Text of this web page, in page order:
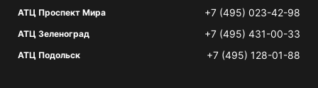
АТЦ Проспект Мира +7 (495) 023-42-98
АТЦ Зеленоград +7 (495) 431-00-33
АТЦ Подольск +7 (495) 128-01-88